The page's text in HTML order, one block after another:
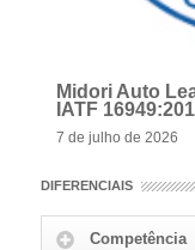
Midori Auto
IATF
7 de julho de 2026
DIFERENCIAIS
Competência